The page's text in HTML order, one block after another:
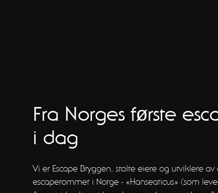
Fra Norges første
i dag
Vi er Escape Bryggen, stolte eiere og utviklere
escaperommet i Norge - «Hanseaticus» (som